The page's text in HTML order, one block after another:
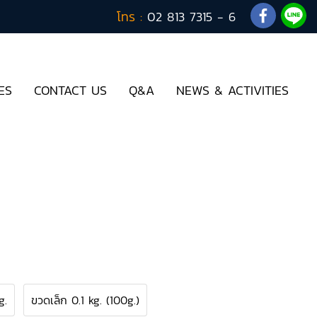
โทร : 02 813 7315 - 6
CONTACT US Q&A NEWS & ACTIVITIES
ขวดเล็ก 0.1 kg. (100g.)